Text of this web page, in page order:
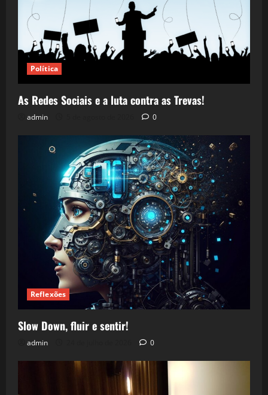
Política
As Redes Sociais e a luta contra as Trevas!
admin 0
Reflexões
Slow Down, fluir e sentir!
admin 0